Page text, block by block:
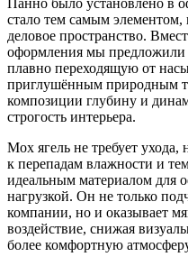
стало тем самым
деловое пространство.
оформления мы предложили
плавно переходящую от
приглушённым природным
композиции глубину и
строгость интерьера.
Мох ягель не требует ухода,
к перепадам влажности и
идеальным материалом для
нагрузкой. Он не только
компании, но и оказывает
воздействие, снижая
более комфортную